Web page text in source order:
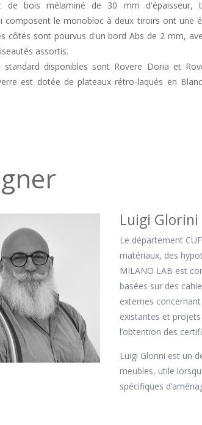
de bois mélaminé de 30 mm d'épaisseur,
composent le monobloc à deux tiroirs ont une
côtés sont pourvus d'un bord Abs de 2 mm,
assortis.
standard disponibles sont Rovere Doria et
est dotée de plateaux rétro-laqués en
Luigi
Le département
matériaux, des
MILANO LAB est
basées sur des
externes
existantes et
l’obtention des
Luigi Glorini est un
meubles, utile
spécifiques